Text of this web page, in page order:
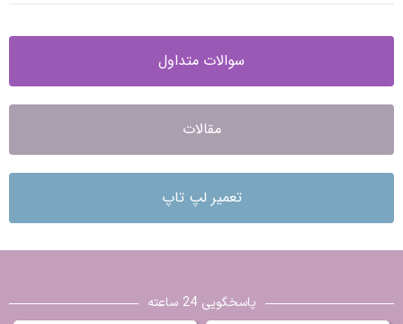
سوالات متداول
مقالات
تعمیر لپ تاپ
پاسخگویی 24 ساعته